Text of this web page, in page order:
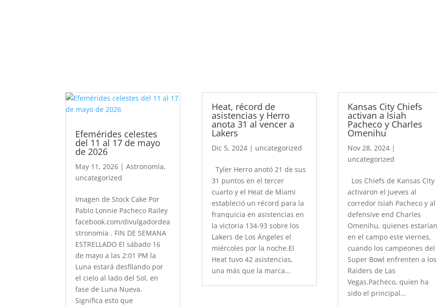
Efemérides celestes
del 11 al 17 de mayo
de 2026
May 11, 2026 |Astronomía,
uncategorized
Imagen de Stock Cake Por
Pablo Lonnie Pacheco Railey
facebook.com/divulgadordea
stronomia . FIN DE SEMANA
ESTRELLADO El sábado 16
de mayo a las 2:01 PM la
Luna estará desfilando por
el cielo al lado del Sol, en
fase de Luna Nueva.
Significa esto que
Heat, récord de
asistencias y Herro
anota 31 al vencer a
Lakers
Dic 5, 2024| uncategorized
Tyler Herro anotó 21 de sus
31 puntos en el tercer
cuarto y el Heat de Miami
estableció un récord para la
franquicia en asistencias en
la victoria 134-93 sobre los
Lakers de Los Ángeles el
miércoles por la noche.El
Heat tuvo 42 asistencias,
una más que la marca...
Kansas City Chiefs
activan a Isiah
Pacheco y Charles
Omenihu
Nov 28, 2024 |
uncategorized
Los Chiefs de Kansas City
activaron el jueves al
corredor Isiah Pacheco y al
defensive end Charles
Omenihu, quienes estarían
en el campo este viernes,
cuando los campeones del
Super Bowl enfrenten a los
Raiders de Las
Vegas.Pacheco, quien ha
sido el principal...